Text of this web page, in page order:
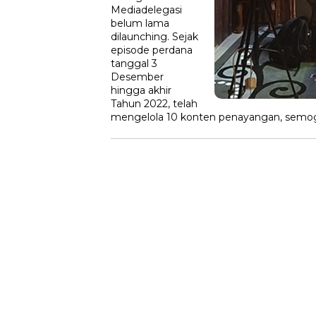
Mediadelegasi
belum lama
dilaunching. Sejak
episode perdana
tanggal 3
Desember
hingga akhir
Tahun 2022, telah
mengelola 10 konten penayangan,